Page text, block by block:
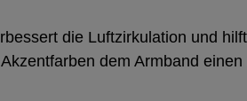
die Luftzirkulation und
dem Armband